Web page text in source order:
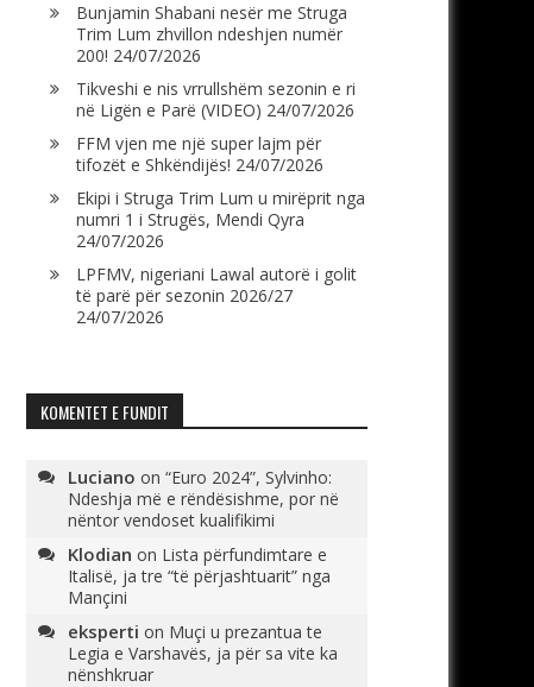
Bunjamin Shabani nesër me Struga
Trim Lum zhvillon ndeshjen numër
200! 24/07/2026
Tikveshi e nis vrrullshëm sezonin e ri
në Ligën e Parë (VIDEO) 24/07/2026
FFM vjen me një super lajm për
tifozët e Shkëndijës! 24/07/2026
Ekipi i Struga Trim Lum u mirëprit nga
numri 1 i Strugës, Mendi Qyra
24/07/2026
LPFMV, nigeriani Lawal autorë i golit
të parë për sezonin 2026/27
24/07/2026
KOMENTET E FUNDIT
Luciano on “Euro 2024”, Sylvinho:
Ndeshja më e rëndësishme, por në
nëntor vendoset kualifikimi
Klodian on Lista përfundimtare e
Italisë, ja tre “të përjashtuarit” nga
Mançini
eksperti on Muçi u prezantua te
Legia e Varshavës, ja për sa vite ka
nënshkruar